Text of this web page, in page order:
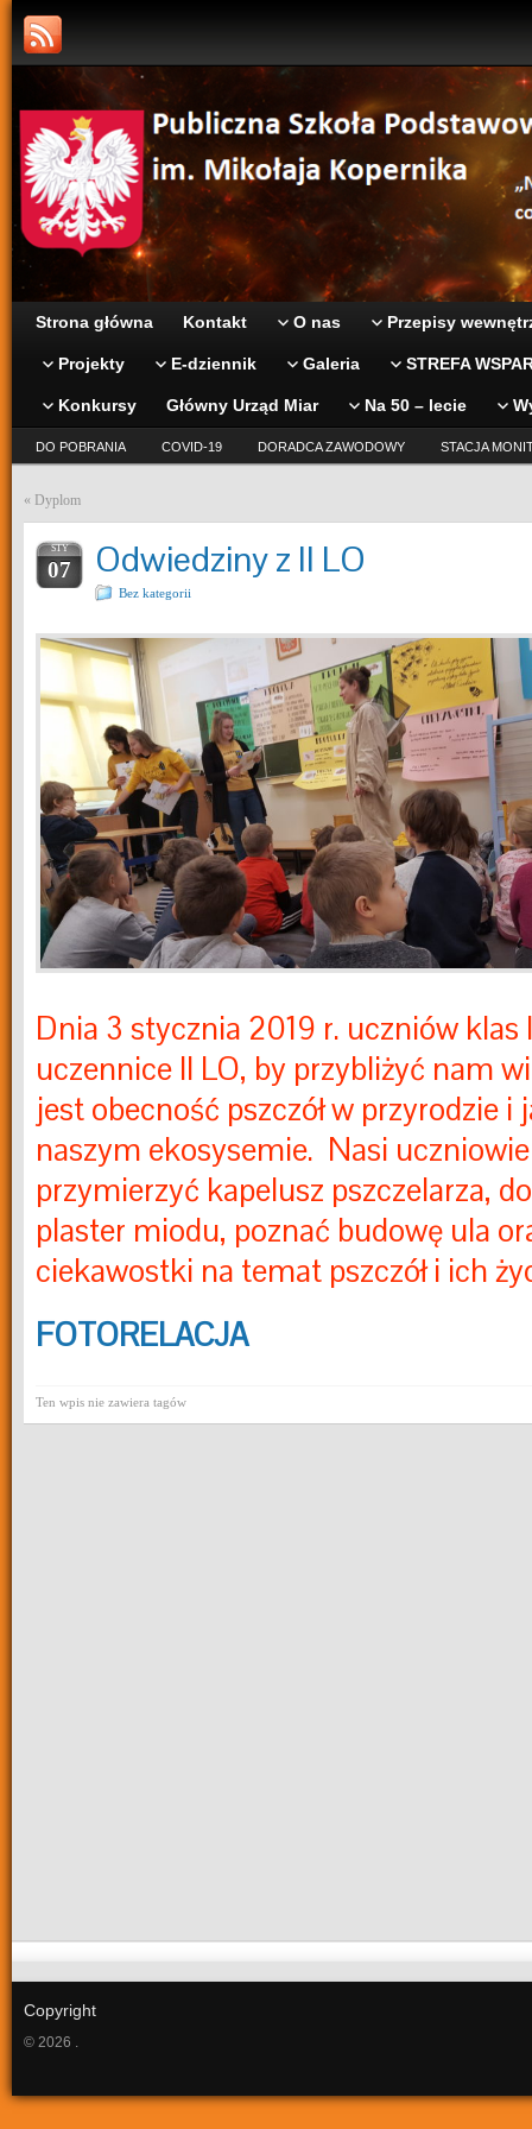
Strona główna Kontakt O nas Przepisy
Projekty E-dziennik Galeria STREFA
Konkursy Główny Urząd Miar Na 50 – lecie
DO POBRANIA COVID-19 DORADCA ZAWODOWY STACJA
« Dyplom
STY
07 Odwiedziny z II LO
Bez kategorii
Dnia 3 stycznia 2019 r. uczniów klas
uczennice II LO, by przybliżyć nam
jest obecność pszczół w przyrodzie i
naszym ekosysemie. Nasi
przymierzyć kapelusz pszczelarza,
plaster miodu, poznać budowę ula
ciekawostki na temat pszczół i ich
FOTORELACJA
Ten wpis nie zawiera tagów
Copyright
© 2026 .